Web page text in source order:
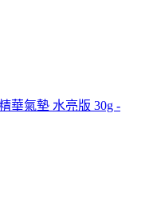
華氣墊 水亮版 30g -